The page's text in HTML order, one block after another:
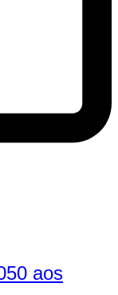
aos